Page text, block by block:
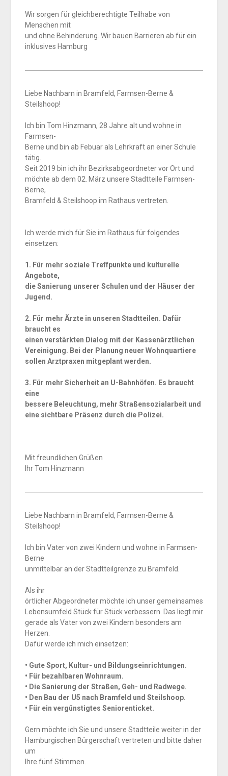
Wir sorgen für gleichberechtigte Teilhabe von
Menschen mit
und ohne Behinderung. Wir bauen Barrieren ab für ein
inklusives Hamburg
Liebe Nachbarn in Bramfeld, Farmsen-Berne &
Steilshoop!
Ich bin Tom Hinzmann, 28 Jahre alt und wohne in
Farmsen-
Berne und bin ab Febuar als Lehrkraft an einer Schule
tätig.
Seit 2019 bin ich ihr Bezirksabgeordneter vor Ort und
möchte ab dem 02. März unsere Stadtteile Farmsen-
Berne,
Bramfeld & Steilshoop im Rathaus vertreten.
Ich werde mich für Sie im Rathaus für folgendes
einsetzen:
1. Für mehr soziale Treffpunkte und kulturelle
Angebote,
die Sanierung unserer Schulen und der Häuser der
Jugend.
2. Für mehr Ärzte in unseren Stadtteilen. Dafür
braucht es
einen verstärkten Dialog mit der Kassenärztlichen
Vereinigung. Bei der Planung neuer Wohnquartiere
sollen Arztpraxen mitgeplant werden.
3. Für mehr Sicherheit an U-Bahnhöfen. Es braucht
eine
bessere Beleuchtung, mehr Straßensozialarbeit und
eine sichtbare Präsenz durch die Polizei.
Mit freundlichen Grüßen
Ihr Tom Hinzmann
Liebe Nachbarn in Bramfeld, Farmsen-Berne &
Steilshoop!
Ich bin Vater von zwei Kindern und wohne in Farmsen-
Berne
unmittelbar an der Stadtteilgrenze zu Bramfeld.
Als ihr
örtlicher Abgeordneter möchte ich unser gemeinsames
Lebensumfeld Stück für Stück verbessern. Das liegt mir
gerade als Vater von zwei Kindern besonders am
Herzen.
Dafür werde ich mich einsetzen:
• Gute Sport, Kultur- und Bildungseinrichtungen.
• Für bezahlbaren Wohnraum.
• Die Sanierung der Straßen, Geh- und Radwege.
• Den Bau der U5 nach Bramfeld und Steilshoop.
• Für ein vergünstigtes Seniorenticket.
Gern möchte ich Sie und unsere Stadtteile weiter in der
Hamburgischen Bürgerschaft vertreten und bitte daher
um
Ihre fünf Stimmen.